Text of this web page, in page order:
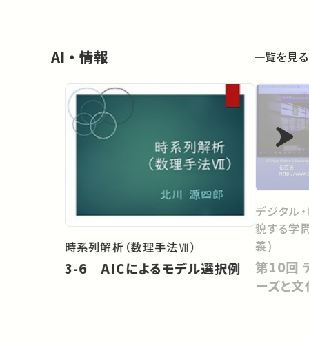
AI・情報 一覧を見る
時系列解析（数理手法Ⅶ）
3-6 AICによるモデル選択例
デジタル
貌する学
義)
第10回 デジタル・ヒューマニティ
ーズと